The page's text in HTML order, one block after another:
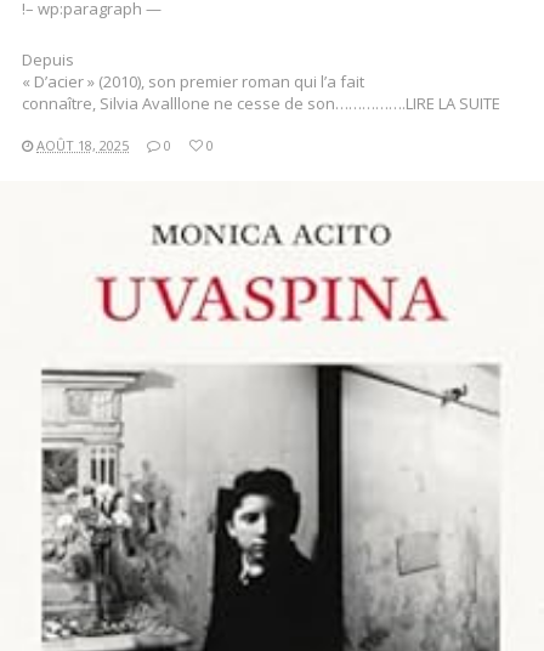
!– wp:paragraph —
Depuis
« D’acier » (2010), son premier roman qui l’a fait
connaître, Silvia Avalllone ne cesse de son…………….LIRE LA SUITE
AOÛT 18, 2025 0 0
LIRE LA SUITE